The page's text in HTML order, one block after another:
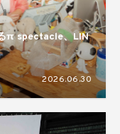
π spectacle、LIN
2026.06.30